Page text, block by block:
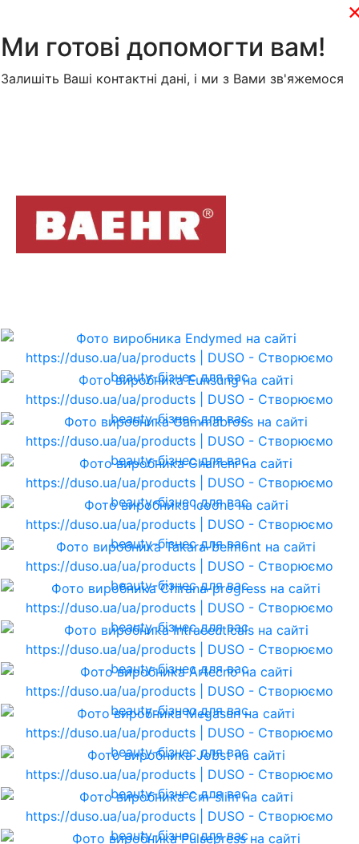
Ми готові допомогти вам!
Залишіть Ваші контактні дані, і ми з Вами зв'яжемося